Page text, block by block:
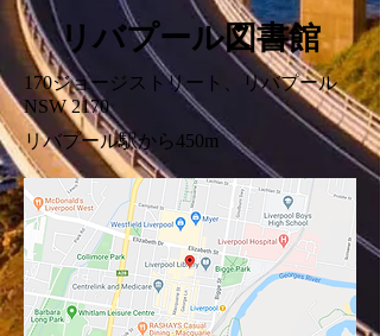
リバプール図書館
170ジョージストリート、リバプール
NSW 2170
リバプール駅から450m